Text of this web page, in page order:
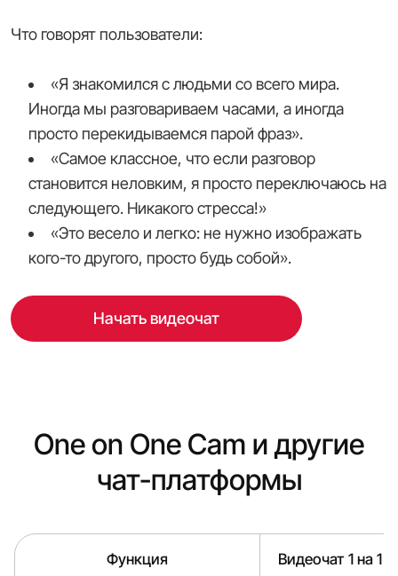
Что говорят пользователи:
«Я знакомился с людьми со всего мира.
Иногда мы разговариваем часами, а иногда
просто перекидываемся парой фраз».
«Самое классное, что если разговор
становится неловким, я просто переключаюсь на
следующего. Никакого стресса!»
«Это весело и легко: не нужно изображать
кого-то другого, просто будь собой».
Начать видеочат
One on One Cam и другие
чат-платформы
Функция Видеочат 1 на 1